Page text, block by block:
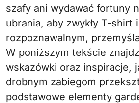
szafy ani wydawać fortuny
ubrania, aby zwykły T-shirt
rozpoznawalnym,
W poniższym tekście
wskazówki oraz inspiracje,
drobnym zabiegom
podstawowe elementy